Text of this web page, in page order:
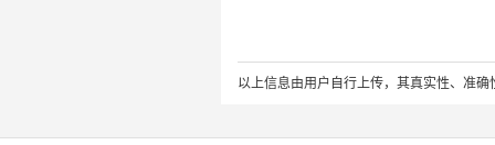
以上信息由用户自行上传，其真实性、准